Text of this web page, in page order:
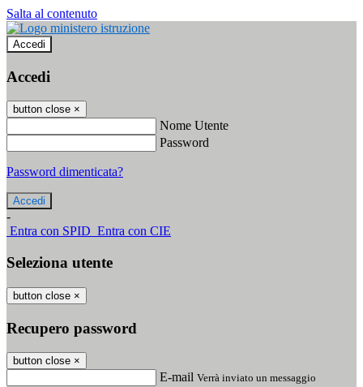
Salta al contenuto
Accedi
Accedi
button close ×
Nome Utente
Password
Password dimenticata?
-
Entra con SPID Entra con CIE
Seleziona utente
button close ×
Recupero password
button close ×
E-mail Verrà inviato un messaggio